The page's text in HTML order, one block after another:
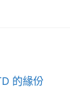
的緣份